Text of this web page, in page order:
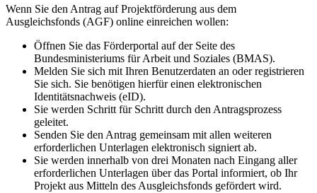
Wenn Sie den Antrag auf Projektförderung aus dem
Ausgleichsfonds (AGF) online einreichen wollen:
Öffnen Sie das Förderportal auf der Seite des
Bundesministeriums für Arbeit und Soziales (BMAS).
Melden Sie sich mit Ihren Benutzerdaten an oder registrieren
Sie sich. Sie benötigen hierfür einen elektronischen
Identitätsnachweis (eID).
Sie werden Schritt für Schritt durch den Antragsprozess
geleitet.
Senden Sie den Antrag gemeinsam mit allen weiteren
erforderlichen Unterlagen elektronisch signiert ab.
Sie werden innerhalb von drei Monaten nach Eingang aller
erforderlichen Unterlagen über das Portal informiert, ob Ihr
Projekt aus Mitteln des Ausgleichsfonds gefördert wird.